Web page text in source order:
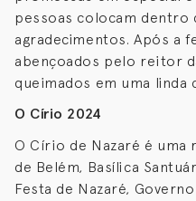
pessoas colocam dentro
agradecimentos. Após a
abençoados pelo reitor
queimados em uma linda
O Círio 2024
O Círio de Nazaré é uma
de Belém, Basílica
Festa de Nazaré,